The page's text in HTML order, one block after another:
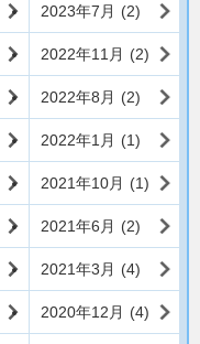
2023年7月 (2)
2022年11月 (2)
2022年8月 (2)
2022年1月 (1)
2021年10月 (1)
2021年6月 (2)
2021年3月 (4)
2020年12月 (4)